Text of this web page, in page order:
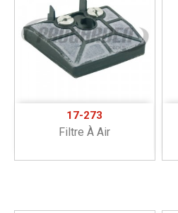
17-273
Filtre À Air